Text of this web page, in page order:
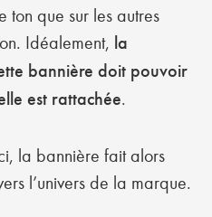
ton que sur les autres
Idéalement, la
bannière doit pouvoir
est rattachée.
la bannière fait alors
l’univers de la marque.